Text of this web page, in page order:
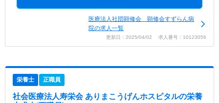
医療法人社団顕修会 顕修会すずらん病
院の求人一覧
更新日：2025/04/02 求人番号：10123056
栄養士 正職員
社会医療法人寿栄会 ありまこうげんホスピタルの栄養